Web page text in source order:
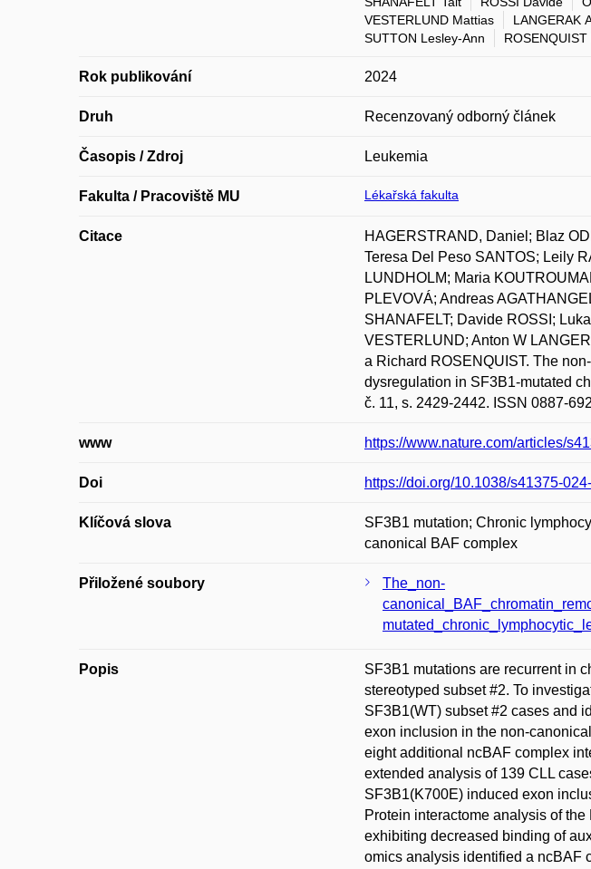
VESTERLUND Mattias
LANGERAK
SUTTON Lesley-Ann
ROSENQUIST
Rok publikování 2024
Druh Recenzovaný odborný článek
Časopis / Zdroj Leukemia
Fakulta / Pracoviště MU Lékařská fakulta
Citace
HAGERSTRAND, Daniel; Blaz
Teresa Del Peso SANTOS; Leily
LUNDHOLM; Maria
PLEVOVÁ; Andreas
SHANAFELT; Davide ROSSI;
VESTERLUND; Anton W
a Richard ROSENQUIST. The
dysregulation in SF3B1-mutated
č. 11, s. 2429-2442. ISSN 0887-
www https://www.nature.com/articles/
Doi https://doi.org/10.1038/s41375-
Klíčová slova
SF3B1 mutation; Chronic
canonical BAF complex
Přiložené soubory
The_non-
Popis
SF3B1 mutations are recurrent in
stereotyped subset #2. To
SF3B1(WT) subset #2 cases and
exon inclusion in the non-
eight additional ncBAF complex
extended analysis of 139 CLL
SF3B1(K700E) induced exon
Protein interactome analysis of
exhibiting decreased binding of
omics analysis identified a ncBAF